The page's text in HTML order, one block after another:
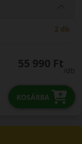
2 db
55 990 Ft
/db
KOSÁRBA